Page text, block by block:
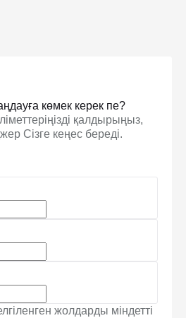
көмек керек пе?
қалдырыңыз,
Сізге кеңес береді.
жолдарды міндетті